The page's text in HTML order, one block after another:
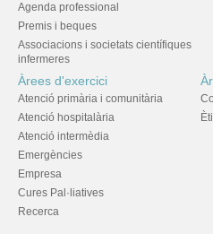
Agenda professional
Premis i beques
Associacions i societats científiques
infermeres
Àrees d'exercici
Atenció primària i comunitària
Atenció hospitalària
Atenció intermèdia
Emergències
Empresa
Cures Pal·liatives
Recerca